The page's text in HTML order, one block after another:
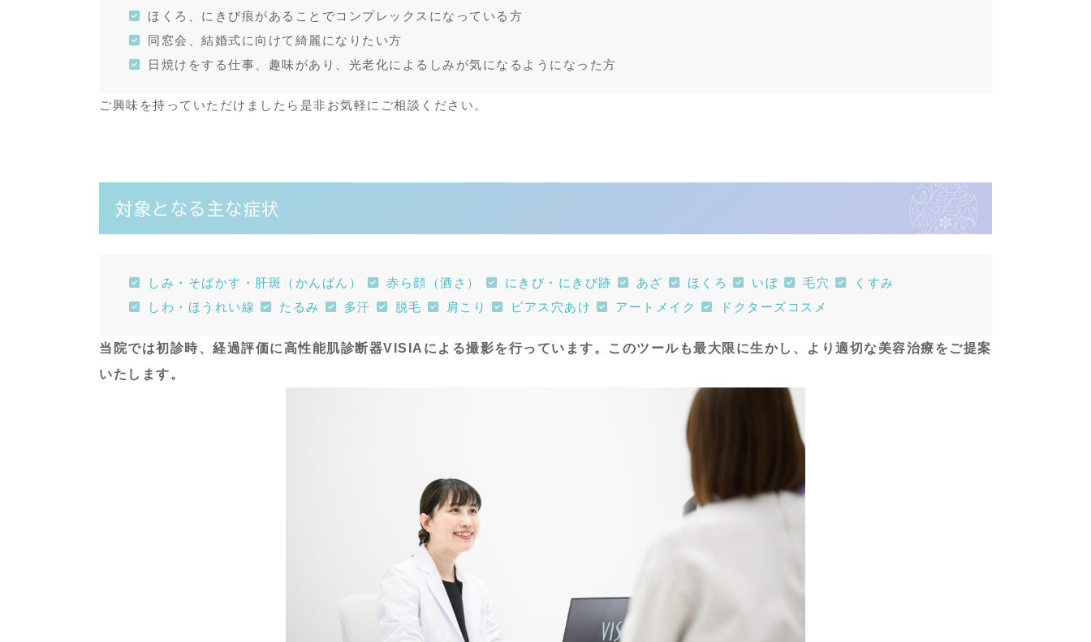
ほくろ、にきび痕があることでコンプレックスになっている方
同窓会、結婚式に向けて綺麗になりたい方
日焼けをする仕事、趣味があり、光老化によるしみが気になるようになった方
ご興味を持っていただけましたら是非お気軽にご相談ください。
対象となる主な症状
しみ・そばかす・肝斑（かんぱん） 赤ら顔（酒さ） にきび・にきび跡 あざ ほくろ いぼ 毛穴
くすみ
しわ・ほうれい線
たるみ 多汗 脱毛 肩こり ピアス穴あけ アートメイク ドクターズコスメ
当院では初診時、経過評価に高性能肌診断器VISIAによる撮影を行っています。このツールも最大限に生かし、より適切な美容治療をご提案
いたします。